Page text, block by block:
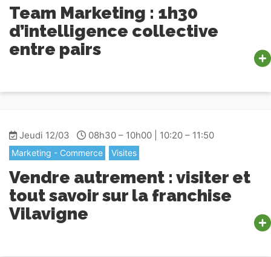
Team Marketing : 1h30
d’intelligence collective
entre pairs
Jeudi 12/03 08h30 – 10h00 | 10:20 – 11:50
Marketing - Commerce Visites
Vendre autrement : visiter et
tout savoir sur la franchise
Vilavigne